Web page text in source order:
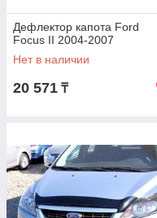
Дефлектор капота Ford
Focus II 2004-2007
Нет в наличии
20 571 ₸